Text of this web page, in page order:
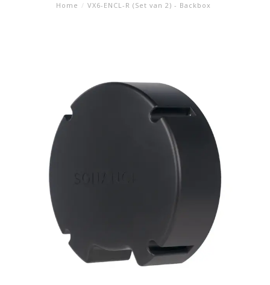
Home / VX6-ENCL-R (Set van 2) - Backbox